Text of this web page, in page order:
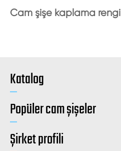
Cam şişe kaplama rengi
Katalog
Popüler cam şişeler
Şirket profili